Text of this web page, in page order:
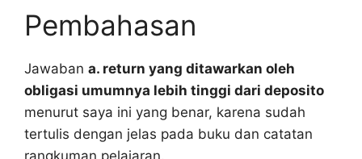
Pembahasan
Jawaban a. return yang ditawarkan oleh
obligasi umumnya lebih tinggi dari deposito
menurut saya ini yang benar, karena sudah
tertulis dengan jelas pada buku dan catatan